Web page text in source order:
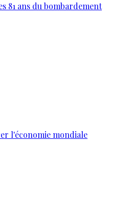
81 ans du bombardement
l'économie mondiale